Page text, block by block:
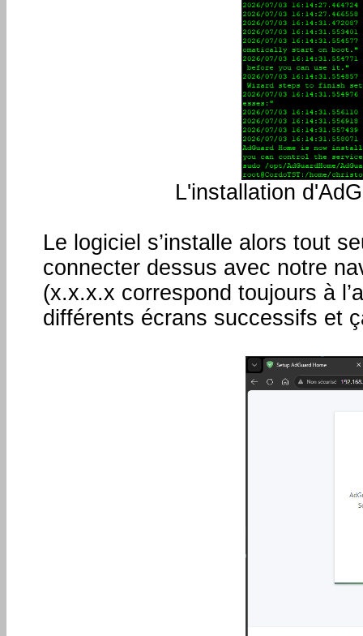
L'installation
Le logiciel s’installe alors tout
connecter dessus avec notre
(x.x.x.x correspond toujours à
différents écrans successifs et